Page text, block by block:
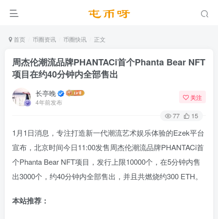
首页 币圈资讯 币圈快讯 正文
周杰伦潮流品牌PHANTACi首个Phanta Bear NFT
项目在约40分钟内全部售出
长亭晚
4年前发布
关注
77 15
1月1日消息，专注打造新一代潮流艺术娱乐体验的Ezek平台
宣布，北京时间今日11:00发售周杰伦潮流品牌PHANTACi首
个Phanta Bear NFT项目，发行上限10000个，在5分钟内售
出3000个，约40分钟内全部售出，并且共燃烧约300 ETH。
本站推荐：